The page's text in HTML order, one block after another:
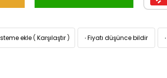
ekle ( Karşılaştır ) ·Fiyatı düşünce bildir ·